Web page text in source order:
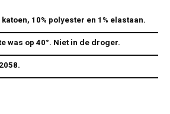
katoen, 10% polyester en 1% elastaan.
was op 40°. Niet in de droger.